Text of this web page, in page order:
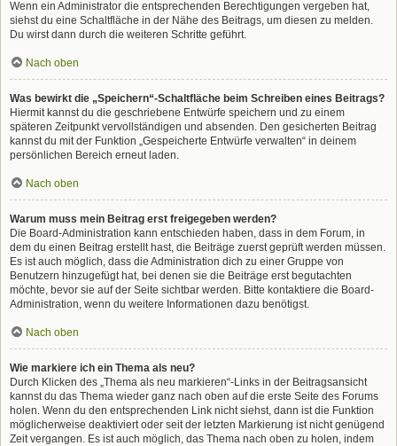
Wenn ein Administrator die entsprechenden Berechtigungen vergeben hat,
siehst du eine Schaltfläche in der Nähe des Beitrags, um diesen zu melden.
Du wirst dann durch die weiteren Schritte geführt.
Nach oben
Was bewirkt die „Speichern“-Schaltfläche beim Schreiben eines Beitrags?
Hiermit kannst du die geschriebene Entwürfe speichern und zu einem
späteren Zeitpunkt vervollständigen und absenden. Den gesicherten Beitrag
kannst du mit der Funktion „Gespeicherte Entwürfe verwalten“ in deinem
persönlichen Bereich erneut laden.
Nach oben
Warum muss mein Beitrag erst freigegeben werden?
Die Board-Administration kann entschieden haben, dass in dem Forum, in
dem du einen Beitrag erstellt hast, die Beiträge zuerst geprüft werden müssen.
Es ist auch möglich, dass die Administration dich zu einer Gruppe von
Benutzern hinzugefügt hat, bei denen sie die Beiträge erst begutachten
möchte, bevor sie auf der Seite sichtbar werden. Bitte kontaktiere die Board-
Administration, wenn du weitere Informationen dazu benötigst.
Nach oben
Wie markiere ich ein Thema als neu?
Durch Klicken des „Thema als neu markieren“-Links in der Beitragsansicht
kannst du das Thema wieder ganz nach oben auf die erste Seite des Forums
holen. Wenn du den entsprechenden Link nicht siehst, dann ist die Funktion
möglicherweise deaktiviert oder seit der letzten Markierung ist nicht genügend
Zeit vergangen. Es ist auch möglich, das Thema nach oben zu holen, indem